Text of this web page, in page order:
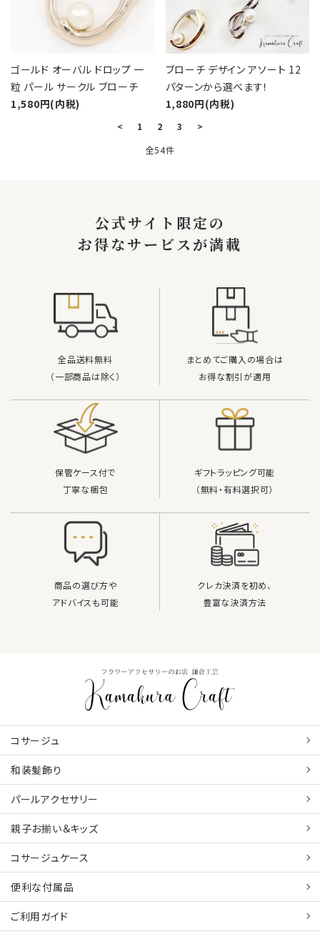
ゴールド オーバル ドロップ 一
粒 パール サークル ブローチ
1,580円(内税)
ブローチ デザイン アソート 12
パターンから選べます！
1,880円(内税)
< 1 2 3
>
全54件
検索する
公式サイト限定の
お得なサービスが満載
全品送料無料
（一部商品は除く）
まとめてご購入の場合は
お得な割引が適用
保管ケース付で
丁寧な梱包
ギフトラッピング可能
（無料・有料選択可）
商品の選び方や
アドバイスも可能
クレカ決済を初め、
豊富な決済方法
コサージュ
和装髪飾り
パールアクセサリー
親子お揃い＆キッズ
コサージュケース
便利な付属品
ご利用ガイド